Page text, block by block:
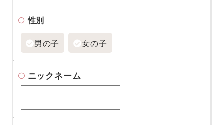
性別
男の子
女の子
ニックネーム